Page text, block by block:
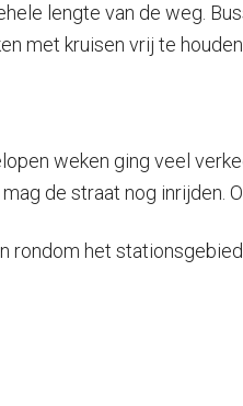
lengte van de weg.
met kruisen vrij te houden.
weken ging veel
de straat nog inrijden.
het